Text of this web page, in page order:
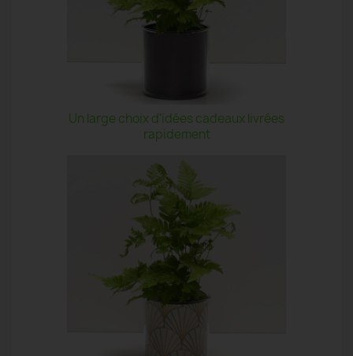
Un large choix d'idées cadeaux livrées
rapidement